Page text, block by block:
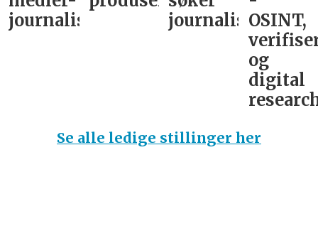
journalist
journalistOSINT,
og
digital
Se alle ledige stillinger her